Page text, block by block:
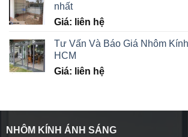
nhất
Giá: liên hệ
Tư Vấn Và Báo Giá Nhôm
HCM
Giá: liên hệ
NHÔM KÍNH ÁNH SÁNG